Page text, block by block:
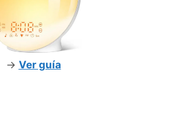
-> Ver guía